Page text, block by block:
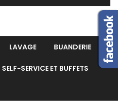
LAVAGE BUANDERIE
SELF-SERVICE ET BUFFETS